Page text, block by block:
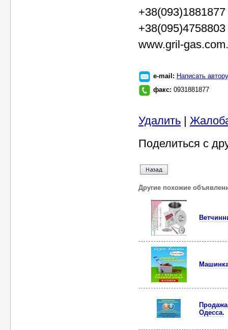
+38(093)1881877
+38(095)4758803
www.gril-
e-mail: Написать автору
факс: 0931881877
Удалить |
Поделиться с
Другие похожие
Одесса.